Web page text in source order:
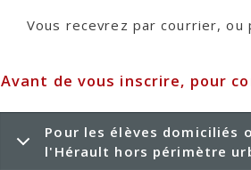
Vous recevrez par courrier,
Avant de vous inscrire, pour
Pour les élèves domiciliés
l'Hérault hors périmètre